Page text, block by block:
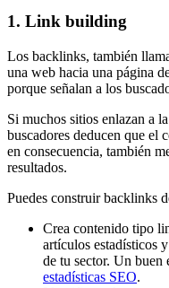
1. Link building
Los backlinks, también
una web hacia una página
porque señalan a los
Si muchos sitios enlazan a
buscadores deducen que el
en consecuencia, también
resultados.
Puedes construir backlinks
Crea contenido tipo
artículos estadísticos
de tu sector. Un buen
estadísticas SEO.